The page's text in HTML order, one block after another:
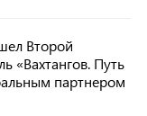
Второй
«Вахтангов. Путь
партнером